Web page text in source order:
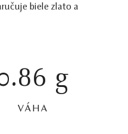
biele zlato a
g
VÁHA